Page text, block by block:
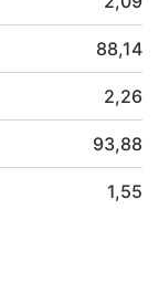
88,14
2,26
93,88
1,55